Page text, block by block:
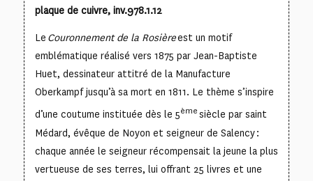
plaque de cuivre, inv.978.1.12
Le Couronnement de la Rosièreest un motif
emblématique réalisé vers 1875 par Jean-Baptiste
Huet, dessinateur attitré de la Manufacture
Oberkampf jusqu’à sa mort en 1811. Le thème s’inspire
d’une coutume instituée dès le 5èmesiècle par saint
Médard, évêque de Noyon et seigneur de Salency :
chaque année le seigneur récompensait la jeune la plus
vertueuse de ses terres, lui offrant 25 livres et une